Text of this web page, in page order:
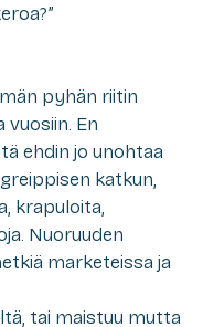
pyhän riitin
vuosiin. En
ehdin jo unohtaa
katkun,
krapuloita,
Nuoruuden
marketeissa ja
tai maistuu mutta